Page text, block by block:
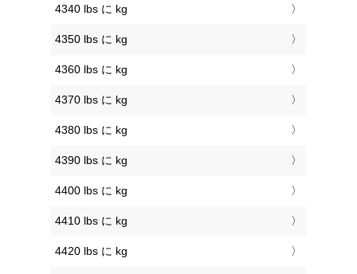
4340 lbs に kg
4350 lbs に kg
4360 lbs に kg
4370 lbs に kg
4380 lbs に kg
4390 lbs に kg
4400 lbs に kg
4410 lbs に kg
4420 lbs に kg